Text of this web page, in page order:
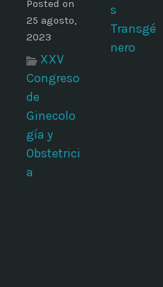
Posted on
25 agosto,
2023
XXV
Congreso
de
Ginecolo
gía y
Obstetrici
a